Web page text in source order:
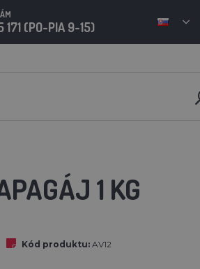
(PO-PIA 9-15)
1 KG
Kód produktu: AV12